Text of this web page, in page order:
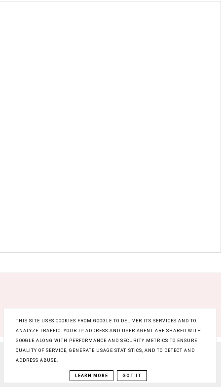
COPYRIGHT ©
BLOG DESIGN:KAROGRAFIA.PL
THIS SITE USES COOKIES FROM GOOGLE TO DELIVER ITS SERVICES AND TO
ANALYZE TRAFFIC. YOUR IP ADDRESS AND USER-AGENT ARE SHARED WITH
GOOGLE ALONG WITH PERFORMANCE AND SECURITY METRICS TO ENSURE
QUALITY OF SERVICE, GENERATE USAGE STATISTICS, AND TO DETECT AND
ADDRESS ABUSE.
LEARN MORE GOT IT